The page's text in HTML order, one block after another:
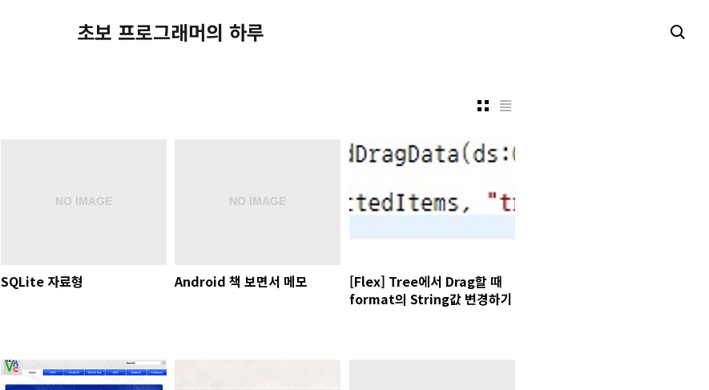
초보 프로그래머의 하루
SQLite 자료형 Android 책 보면서 메모
[Flex] Tree에서 Drag할 때
format의 String값 변경하기